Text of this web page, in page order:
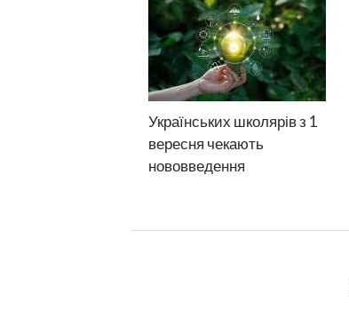
Українських школярів з 1
вересня чекають
нововведення